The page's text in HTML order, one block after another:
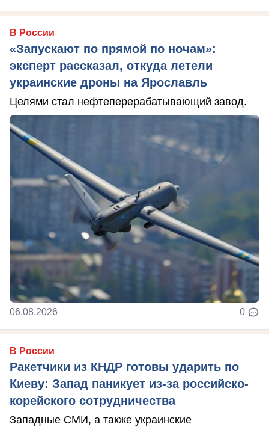
В России
«Запускают по прямой по ночам»:
эксперт рассказал, откуда летели
украинские дроны на Ярославль
Целями стал нефтеперерабатывающий завод.
06.08.2026 0
В России
Ракетчики из КНДР готовы ударить по
Киеву: Запад паникует из-за российско-
корейского сотрудничества
Западные СМИ, а также украинские